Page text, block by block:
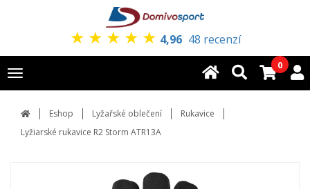
★ ★ ★ ★ ★ 4,96 48 recenzí
Toggle
navigation
0
Eshop Lyžařské oblečení
Rukavice
Lyžiarské rukavice R2 Storm ATR13A